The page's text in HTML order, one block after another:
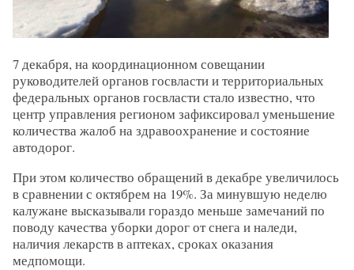
7 декабря, на координационном совещании
руководителей органов госвласти и территориальных
федеральных органов госвласти стало известно, что
центр управления регионом зафиксировал уменьшение
количества жалоб на здравоохранение и состояние
автодорог.
При этом количество обращений в декабре увеличилось
в сравнении с октябрем на 19%. За минувшую неделю
калужане высказывали гораздо меньше замечаний по
поводу качества уборки дорог от снега и наледи,
наличия лекарств в аптеках, сроках оказания
медпомощи.